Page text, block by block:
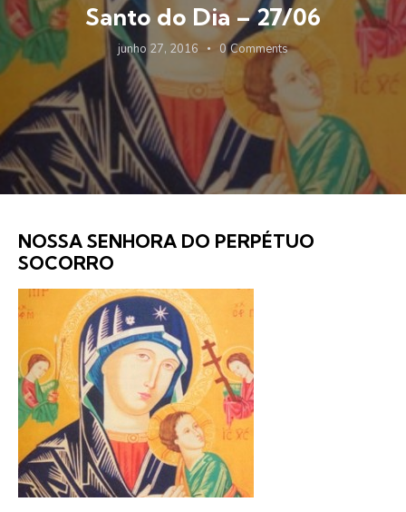
Santo do Dia – 27/06
junho 27, 2016 0 Comments
NOSSA SENHORA DO PERPÉTUO
SOCORRO